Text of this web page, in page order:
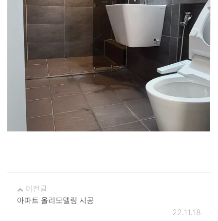
이전글
아파트 올리모델링 시공
22.11.18